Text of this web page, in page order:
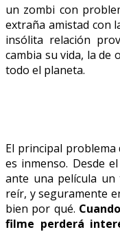
un zombi con
extraña amistad con
insólita relación
cambia su vida, la de
todo el planeta.
El principal problema
es inmenso. Desde
ante una película
reír, y seguramente
bien por qué.
filme perderá